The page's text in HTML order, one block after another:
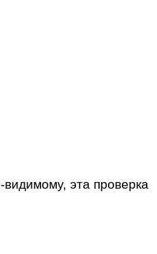
эта проверка